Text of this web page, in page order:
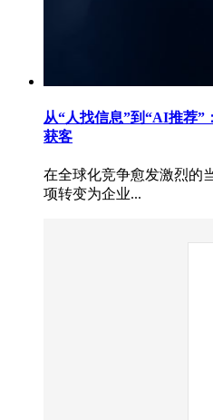
从“人找信息”到“AI推荐”
获客
在全球化竞争愈发激烈的
项转变为企业...